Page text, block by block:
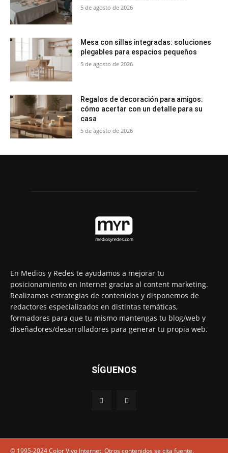
5 de agosto de 2026
Mesa con sillas integradas: soluciones
plegables para espacios pequeños
5 de agosto de 2026
Regalos de decoración para amigos:
cómo acertar con un detalle para su
casa
5 de agosto de 2026
En Medios y Redes te ayudamos a mejorar tu
posicionamiento en Internet gracias al content marketing.
Realizamos estrategias de contenidos y disponemos de
redactores especializados en distintas temáticas,
formadores para que tu mismo mantengas tu blog/web y
diseñadores/desarrolladores para generar tu propia web.
SÍGUENOS
© 1995-2024 Color Vivo Internet. Otros contenidos se cita fuente.